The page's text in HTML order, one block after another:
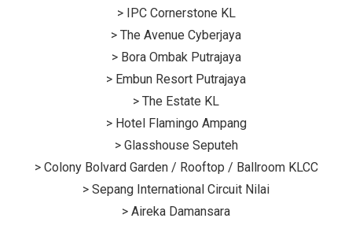
> IPC Cornerstone KL
> The Avenue Cyberjaya
> Bora Ombak Putrajaya
> Embun Resort Putrajaya
> The Estate KL
> Hotel Flamingo Ampang
> Glasshouse Seputeh
> Colony Bolvard Garden / Rooftop / Ballroom KLCC
> Sepang International Circuit Nilai
> Aireka Damansara